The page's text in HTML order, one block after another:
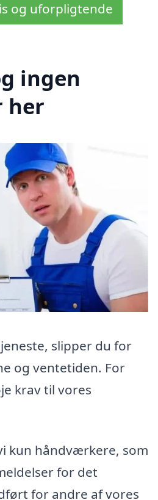
og uforpligtende
ingen
her
slipper du for
og ventetiden. For
krav til vores
kun håndværkere, som
for det
for andre af vores